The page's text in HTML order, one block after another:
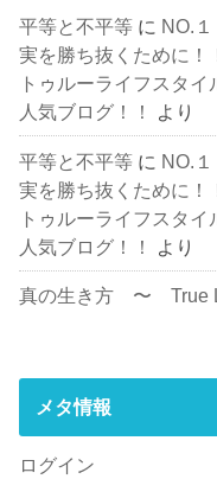
平等と不平等 に NO.
実を勝ち抜くために
トゥルーライフスタ
人気ブログ！！
より
平等と不平等 に NO.
実を勝ち抜くために
トゥルーライフスタ
人気ブログ！！
より
真の生き方 〜 True
メタ情報
ログイン